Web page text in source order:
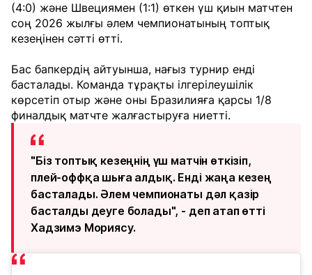
(4:0) және Швециямен (1:1) өткен үш қиын матчтен
соң 2026 жылғы әлем чемпионатының топтық
кезеңінен сәтті өтті.
Бас бапкердің айтуынша, нағыз турнир енді
басталады. Команда тұрақты ілгерілеушілік
көрсетіп отыр және оны Бразилияға қарсы 1/8
финалдық матчте жалғастыруға ниетті.
"Біз топтық кезеңнің үш матчін өткізіп,
плей-оффқа шыға алдық. Енді жаңа кезең
басталады. Әлем чемпионаты дәл қазір
басталды деуге болады", - деп атап өтті
Хадзимэ Мориясу.